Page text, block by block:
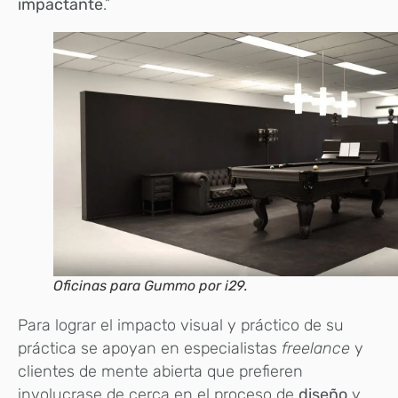
impactante.”
Oficinas para Gummo por i29.
Para lograr el impacto visual y práctico de su
práctica se apoyan en especialistas freelance y
clientes de mente abierta que prefieren